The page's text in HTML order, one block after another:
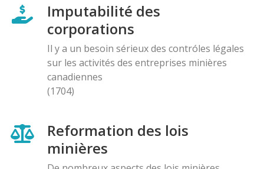
Imputabilité des
corporations
Il y a un besoin sérieux des contróles légales
sur les activités des entreprises minières
canadiennes
(1704)
Reformation des lois
minières